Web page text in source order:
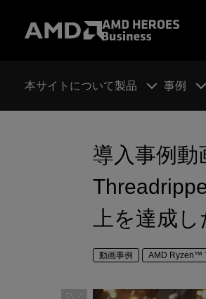
本サイトについて製品 事例
導入事例
上を達成
動画事例 AMD Ryzen™